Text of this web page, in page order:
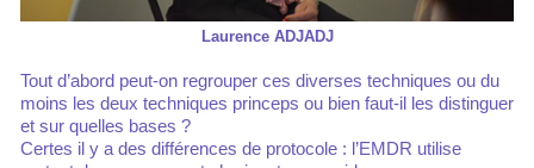
Laurence ADJADJ
Tout d’abord peut-on regrouper ces diverses techniques ou du
moins les deux techniques princeps ou bien faut-il les distinguer
et sur quelles bases ?
Certes il y a des différences de protocole : l’EMDR utilise